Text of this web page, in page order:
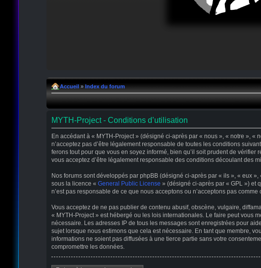
Accueil» Index du forum
MYTH-Project - Conditions d’utilisation
En accédant à « MYTH-Project » (désigné ci-après par « nous », « notre », «
n’acceptez pas d’être légalement responsable de toutes les conditions
ferons tout pour que vous en soyez informé, bien qu’il soit prudent de
vous acceptez d’être légalement responsable des conditions découlant des
Nos forums sont développés par phpBB (désigné ci-après par « ils », « eux
sous la licence « General Public License » (désigné ci-après par « GPL ») et
n’est pas responsable de ce que nous acceptons ou n’acceptons pas
Vous acceptez de ne pas publier de contenu abusif, obscène, vulgaire,
« MYTH-Project » est hébergé ou les lois internationales. Le faire peut vous
nécessaire. Les adresses IP de tous les messages sont enregistrées pour
sujet lorsque nous estimons que cela est nécessaire. En tant que membre,
informations ne soient pas diffusées à une tierce partie sans votre
compromettre les données.